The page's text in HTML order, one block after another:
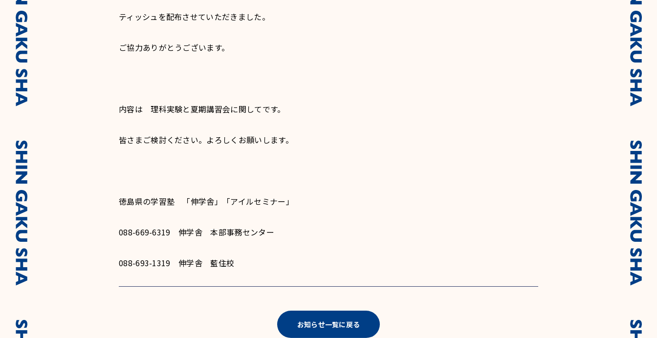
ティッシュを配布させていただきました。
ご協力ありがとうございます。
内容は 理科実験と夏期講習会に関してです。
皆さまご検討ください。よろしくお願いします。
徳島県の学習塾 「伸学舎」「アイルセミナー」
088-669-6319 伸学舎 本部事務センター
088-693-1319 伸学舎 藍住校
お知らせ一覧に戻る